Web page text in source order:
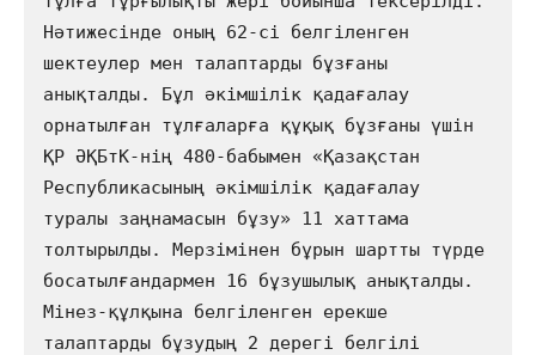
Нәтижесінде оның 62-сі белгіленген
шектеулер мен талаптарды бұзғаны
анықталды. Бұл әкімшілік қадағалау
орнатылған тұлғаларға құқық бұзғаны үшін
ҚР ӘҚБтК-нің 480-бабымен «Қазақстан
Республикасының әкімшілік қадағалау
туралы заңнамасын бұзу» 11 хаттама
толтырылды. Мерзімінен бұрын шартты түрде
босатылғандармен 16 бұзушылық анықталды.
Мінез-құлқына белгіленген ерекше
талаптарды бұзудың 2 дерегі белгілі